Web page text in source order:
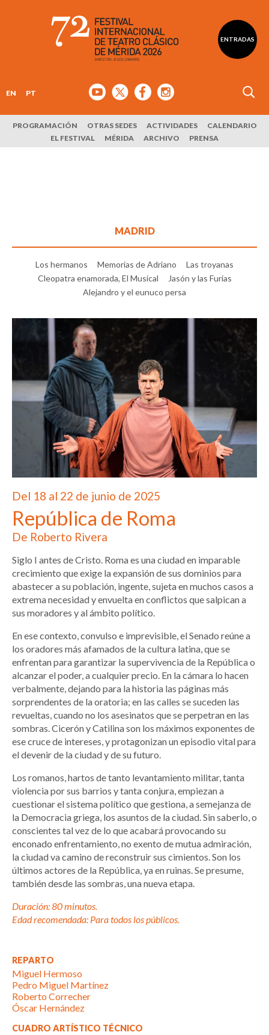
ENTRADAS
EN PT
PROGRAMACIÓN OTRAS SEDES ACTIVIDADES
CALENDARIO
EL FESTIVAL
MÉRIDA ARCHIVO PRENSA
MADRID
Los hermanos Memorias de Adriano
Las troyanas
Cleopatra enamorada, El Musical
Jasón y las Furias
Alejandro y el eunuco persa
Del 18 al 22 de junio de 2025
República de Roma
De Roberto Rivera
Siglo I antes de Cristo. Roma es una ciudad en imparable
crecimiento que exige la expansión de sus dominios para
abastecer a su población, ingente, sujeta en muchos casos a
extrema necesidad y envuelta en conflictos que salpican a
sus moradores y al ámbito político.
En ese contexto, convulso e imprevisible, el Senado reúne a
los oradores más afamados de la cultura latina, que se
enfrentan para garantizar la supervivencia de la República o
alcanzar el poder, a cualquier precio. En la cámara lo hacen
verbalmente, dejando para la historia las páginas más
sorprendentes de la oratoria; en las calles se suceden las
revueltas, cuando no los asesinatos que se perpetran en las
sombras. Cicerón y Catilina son los máximos exponentes de
ese cruce de intereses, y protagonizan un episodio vital para
el devenir de la ciudad y de su futuro.
Los romanos, hartos de tanto levantamiento militar, tanta
violencia por sus barrios y tanta conjura, empiezan a
cuestionar el sistema político que gestiona, a semejanza de
la Democracia griega, los asuntos de la ciudad. Sin saberlo, o
conscientes tal vez de lo que acabará provocando su
enconado enfrentamiento, no exento de mutua admiración,
la ciudad va camino de reconstruir sus cimientos. Son los
últimos actores de la República, ya en ruinas. Se presume,
también desde las sombras, una nueva etapa.
Duración: 80 minutos.
Edad recomendada: Para todos los públicos.
REPARTO
Miguel Hermoso
Pedro Miguel Martínez
Roberto Correcher
Óscar Hernández
CUADRO ARTÍSTICO TÉCNICO